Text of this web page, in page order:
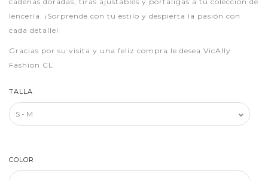
lencería. ¡Sorprende con tu estilo y despierta la pasión con
cada detalle!
Gracias por su visita y una feliz compra le desea VicAlly
Fashion CL
TALLA
COLOR